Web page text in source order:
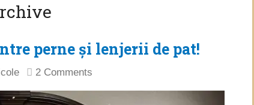
perne și lenjerii de pat!
2 Comments